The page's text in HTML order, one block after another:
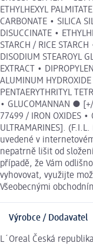
ETHYLHEXYL
CARBONATE • SILICA
DISUCCINATE •
STARCH / RICE
DISODIUM STEAROYL
EXTRACT •
ALUMINUM
PENTAERYTHRITYL
• GLUCOMANNAN ●
77499 / IRON OXIDES
ULTRAMARINES].
uvedené v
nepatrně lišit od
případě, že Vám
vyhovovat, využijte
Všeobecnými
Výrobce / Dodavatel
L´Oreal Česká